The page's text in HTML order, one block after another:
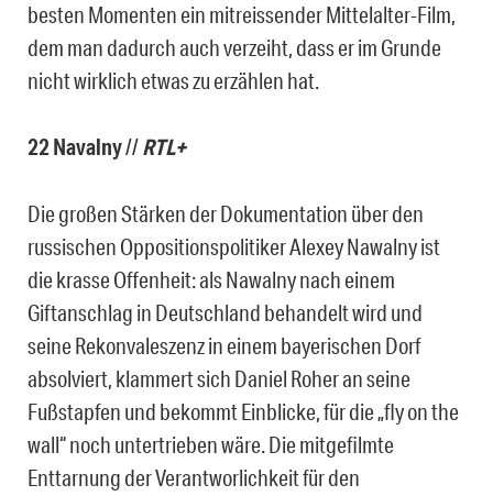
besten Momenten ein mitreissender Mittelalter-Film,
dem man dadurch auch verzeiht, dass er im Grunde
nicht wirklich etwas zu erzählen hat.
22 Navalny//RTL+
Die großen Stärken der Dokumentation über den
russischen Oppositionspolitiker Alexey Nawalny ist
die krasse Offenheit: als Nawalny nach einem
Giftanschlag in Deutschland behandelt wird und
seine Rekonvaleszenz in einem bayerischen Dorf
absolviert, klammert sich Daniel Roher an seine
Fußstapfen und bekommt Einblicke, für die „fly on the
wall“ noch untertrieben wäre. Die mitgefilmte
Enttarnung der Verantworlichkeit für den